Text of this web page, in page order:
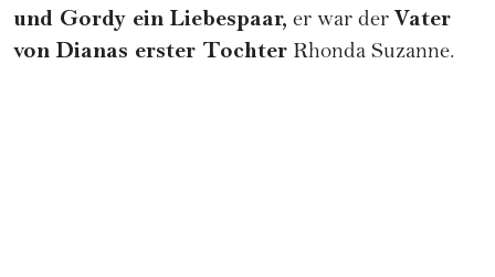
und Gordy ein Liebespaar, er war der Vater
von Dianas erster Tochter Rhonda Suzanne.